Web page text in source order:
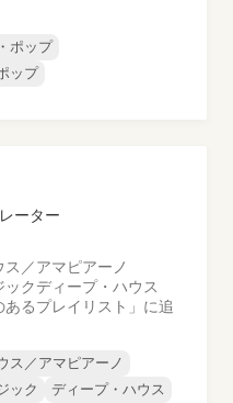
ポップ
ップ
ーター
ス／アマピアーノ
ックディープ・ハウス
るプレイリスト」に追
ス／アマピアーノ
ック
ディープ・ハウス